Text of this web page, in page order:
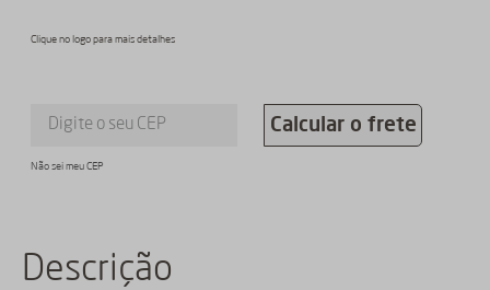
Clique no logo para mais detalhes
Não sei meu CEP
Calcular o frete
Descrição